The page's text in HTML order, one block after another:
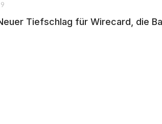
Tiefschlag für Wirecard, die